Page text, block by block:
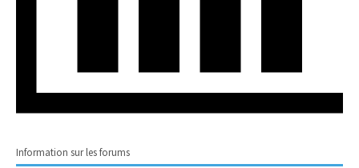
Information sur les forums